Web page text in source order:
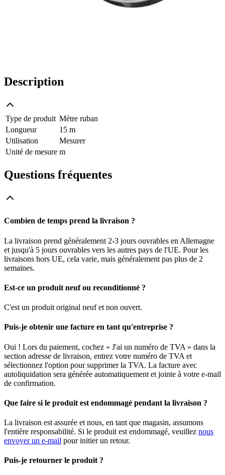
Description
Type de produit Mètre ruban
Longueur
15 m
Utilisation
Mesurer
Unité de mesure m
Questions fréquentes
Combien de temps prend la livraison ?
La livraison prend généralement 2-3 jours ouvrables en Allemagne
et jusqu'à 5 jours ouvrables vers les autres pays de l'UE. Pour les
livraisons hors UE, cela varie, mais généralement pas plus de 2
semaines.
Est-ce un produit neuf ou reconditionné ?
C'est un produit original neuf et non ouvert.
Puis-je obtenir une facture en tant qu'entreprise ?
Oui ! Lors du paiement, cochez « J'ai un numéro de TVA » dans la
section adresse de livraison, entrez votre numéro de TVA et
sélectionnez l'option pour supprimer la TVA. La facture avec
autoliquidation sera générée automatiquement et jointe à votre e-mail
de confirmation.
Que faire si le produit est endommagé pendant la livraison ?
La livraison est assurée et nous, en tant que magasin, assumons
l'entière responsabilité. Si le produit est endommagé, veuillez nous
envoyer un e-mail pour initier un retour.
Puis-je retourner le produit ?